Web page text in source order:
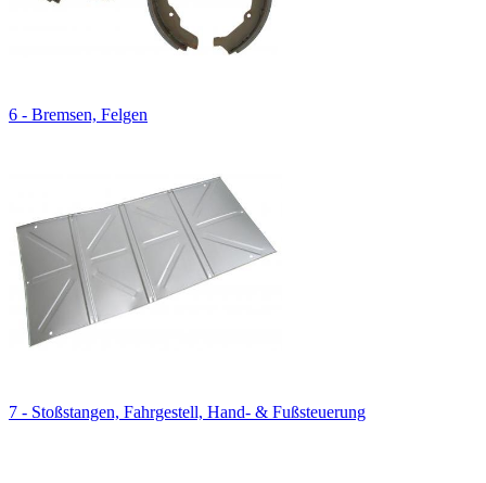
6 - Bremsen, Felgen
7 - Stoßstangen, Fahrgestell, Hand- & Fußsteuerung